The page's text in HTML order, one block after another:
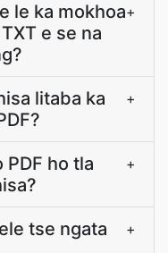
le ka mokhoa
e se na
+
litaba ka
+
PDF ho tla
+
tse ngata
+